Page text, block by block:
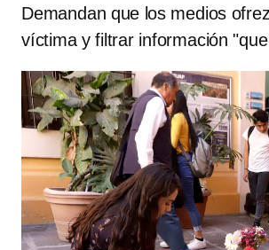
Demandan que los medios
víctima y filtrar información